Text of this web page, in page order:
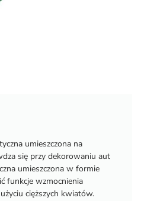
umieszczona na
się przy dekorowaniu aut
umieszczona w formie
funkcje wzmocnienia
cięższych kwiatów.